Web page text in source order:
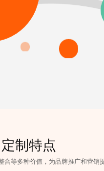
制特点
合等多种价值，为品牌推广和营销